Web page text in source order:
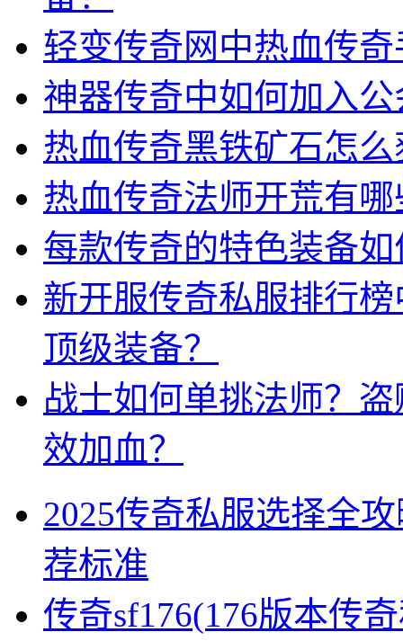
轻变传奇网中热血传
神器传奇中如何加入公
热血传奇黑铁矿石怎
热血传奇法师开荒有
每款传奇的特色装备
新开服传奇私服排行
顶级装备？
战士如何单挑法师？
效加血？
2025传奇私服选择全
荐标准
传奇sf176(176版本传